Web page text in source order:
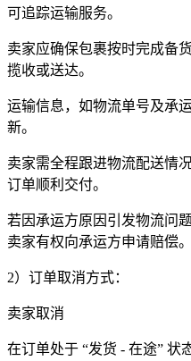
可追踪运输服务。
卖家应确保包裹按时完成备
揽收或送达。
运输信息，如物流单号及承
新。
卖家需全程跟进物流配送情
订单顺利交付。
若因承运方原因引发物流问
卖家有权向承运方申请赔偿。
2）订单取消方式：
卖家取消
在订单处于 “发货 - 在途” 状